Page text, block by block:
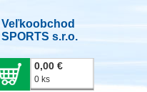
Veľkoobchod
SPORTS s.r.o.
0,00 €
0 ks